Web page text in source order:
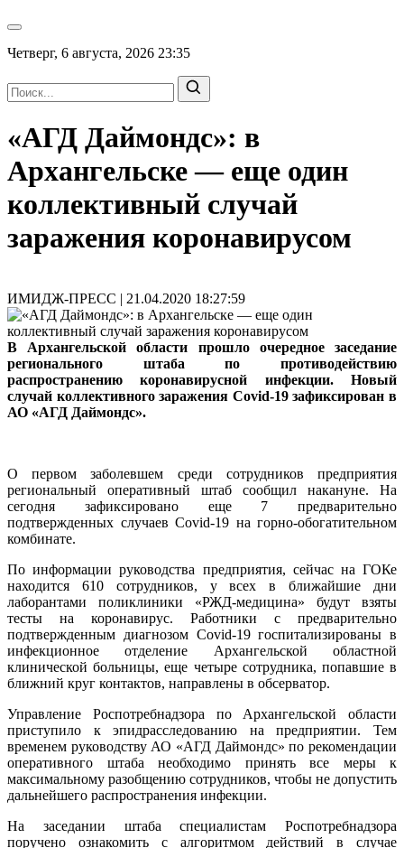
Четверг, 6 августа, 2026 23:35
«АГД Даймондс»: в
Архангельске — еще один
коллективный случай
заражения коронавирусом
ИМИДЖ-ПРЕСС | 21.04.2020 18:27:59
В Архангельской области прошло очередное заседание
регионального штаба по противодействию
распространению коронавирусной инфекции. Новый
случай коллективного заражения Covid-19 зафиксирован в
АО «АГД Даймондс».
О первом заболевшем среди сотрудников предприятия
региональный оперативный штаб сообщил накануне. На
сегодня зафиксировано еще 7 предварительно
подтвержденных случаев Covid-19 на горно-обогатительном
комбинате.
По информации руководства предприятия, сейчас на ГОКе
находится 610 сотрудников, у всех в ближайшие дни
лаборантами поликлиники «РЖД-медицина» будут взяты
тесты на коронавирус. Работники с предварительно
подтвержденным диагнозом Covid-19 госпитализированы в
инфекционное отделение Архангельской областной
клинической больницы, еще четыре сотрудника, попавшие в
ближний круг контактов, направлены в обсерватор.
Управление Роспотребнадзора по Архангельской области
приступило к эпидрасследованию на предприятии. Тем
временем руководству АО «АГД Даймондс» по рекомендации
оперативного штаба необходимо принять все меры к
максимальному разобщению сотрудников, чтобы не допустить
дальнейшего распространения инфекции.
На заседании штаба специалистам Роспотребнадзора
поручено ознакомить с алгоритмом действий в случае